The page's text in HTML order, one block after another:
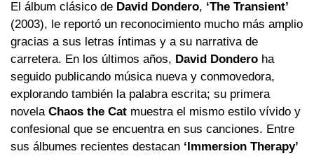
El álbum clásico de David Dondero, ‘The Transient’
(2003), le reportó un reconocimiento mucho más amplio
gracias a sus letras íntimas y a su narrativa de
carretera. En los últimos años, David Dondero ha
seguido publicando música nueva y conmovedora,
explorando también la palabra escrita; su primera
novela Chaos the Cat muestra el mismo estilo vívido y
confesional que se encuentra en sus canciones. Entre
sus álbumes recientes destacan ‘Immersion Therapy’